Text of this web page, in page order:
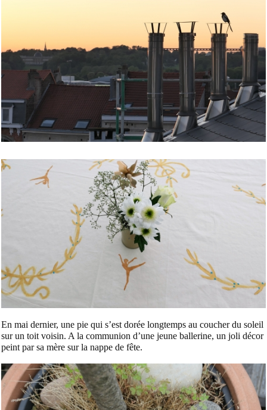
En mai dernier, une pie qui s’est dorée longtemps au coucher du soleil
sur un toit voisin. A la communion d’une jeune ballerine, un joli décor
peint par sa mère sur la nappe de fête.